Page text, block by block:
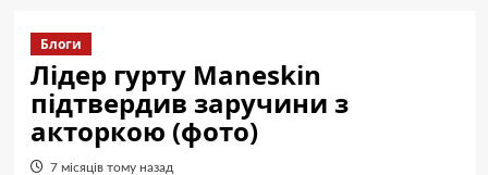
Блоги
Лідер гурту Maneskin
підтвердив заручини з
акторкою (фото)
7 місяців тому назад